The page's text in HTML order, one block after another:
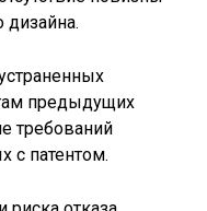
дизайна.
предыдущих
требований
с патентом.